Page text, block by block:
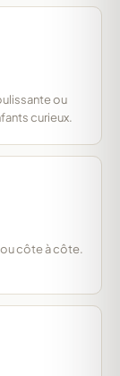
ou
curieux.
côte à côte.